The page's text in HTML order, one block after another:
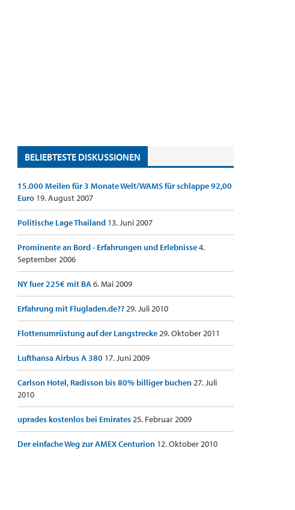
BELIEBTESTE DISKUSSIONEN
15.000 Meilen für 3 Monate Welt/WAMS für schlappe 92,00
Euro 19. August 2007
Politische Lage Thailand 13. Juni 2007
Prominente an Bord - Erfahrungen und Erlebnisse4.
September 2006
NY fuer 225€ mit BA6. Mai 2009
Erfahrung mit Flugladen.de??29. Juli 2010
Flottenumrüstung auf der Langstrecke29. Oktober 2011
Lufthansa Airbus A 380 17. Juni 2009
Carlson Hotel, Radisson bis 80% billiger buchen27. Juli
2010
uprades kostenlos bei Emirates25. Februar 2009
Der einfache Weg zur AMEX Centurion 12. Oktober 2010